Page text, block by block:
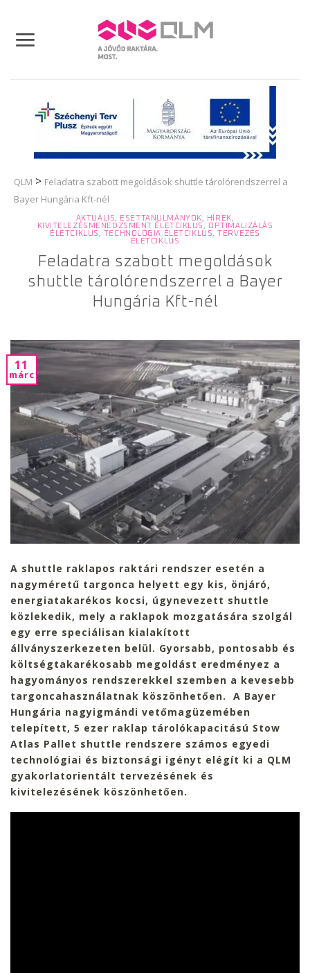
content
QLM > Feladatra szabott megoldások shuttle tárolórendszerrel a
Bayer Hungária Kft-nél
AKTUÁLIS ESETTANULMÁNYOK HÍREK
KIVITELEZÉSMENEDZSMENT ÉLETCIKLUS
OPTIMALIZÁLÁS
ÉLETCIKLUS
TECHNOLÓGIA ÉLETCIKLUS ,TERVEZÉS
ÉLETCIKLUS
Feladatra szabott megoldások
shuttle tárolórendszerrel a Bayer
Hungária Kft-nél
11
márc
A shuttle raklapos raktári rendszer esetén a
nagyméretű targonca helyett egy kis, önjáró,
energiatakarékos kocsi, úgynevezett shuttle
közlekedik, mely a raklapok mozgatására szolgál
egy erre speciálisan kialakított
állványszerkezeten belül. Gyorsabb, pontosabb és
költségtakarékosabb megoldást eredményez a
hagyományos rendszerekkel szemben a kevesebb
targoncahasználatnak köszönhetően. A Bayer
Hungária nagyigmándi vetőmagüzemében
telepített, 5 ezer raklap tárolókapacitású Stow
Atlas Pallet shuttle rendszere számos egyedi
technológiai és biztonsági igényt elégít ki a QLM
gyakorlatorientált tervezésének és
kivitelezésének köszönhetően.